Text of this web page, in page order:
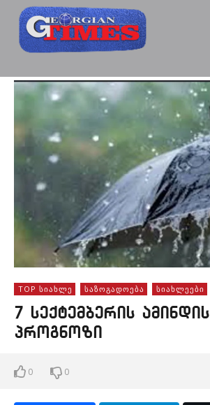
TOP ᲡᲘᲐᲮᲚᲔ ᲡᲐᲖᲝᲒᲐᲓᲝᲔᲑᲐ ᲡᲘᲐᲮᲚᲔᲔᲑᲘ
7 სექტემბერის ამინდის
პროგნოზი
0 0